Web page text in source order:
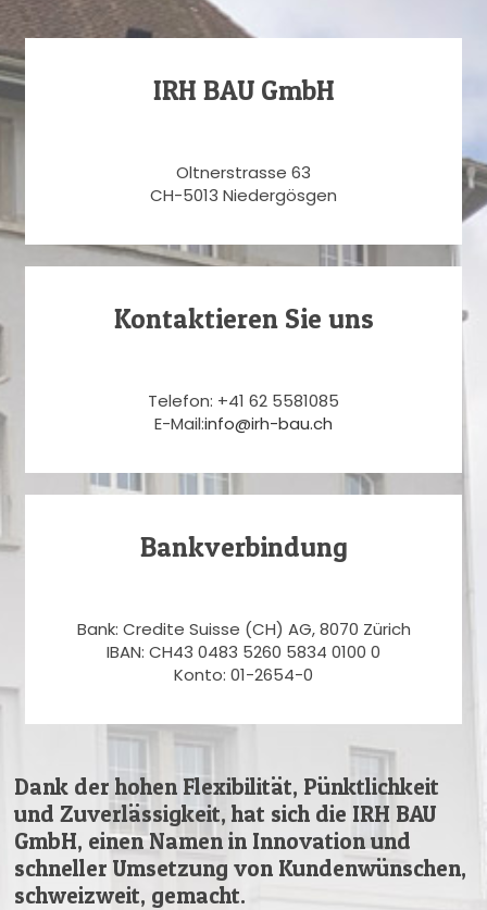
IRH BAU GmbH
Oltnerstrasse 63
CH-5013 Niedergösgen
Kontaktieren Sie uns
Telefon: +41 62 5581085
E-Mail:info@irh-bau.ch
Bankverbindung
Bank: Credite Suisse (CH) AG, 8070 Zürich
IBAN: CH43 0483 5260 5834 0100 0
Konto: 01-2654-0
Dank der hohen Flexibilität, Pünktlichkeit
und Zuverlässigkeit, hat sich die IRH BAU
GmbH, einen Namen in Innovation und
schneller Umsetzung von Kundenwünschen,
schweizweit, gemacht.